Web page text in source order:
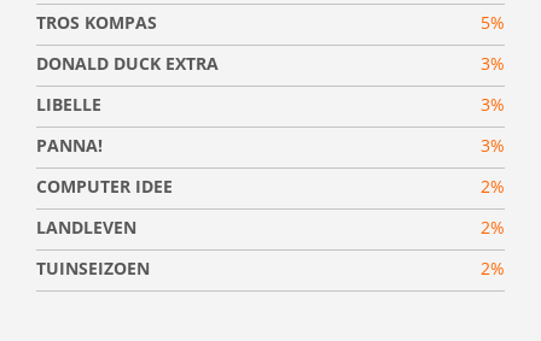
TROS KOMPAS
5%
DONALD DUCK EXTRA
3%
LIBELLE
3%
PANNA!
3%
COMPUTER IDEE
2%
LANDLEVEN
2%
TUINSEIZOEN
2%